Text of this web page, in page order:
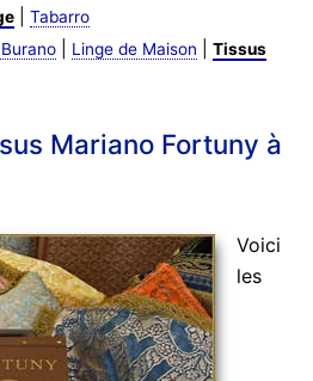
| Tabarro
| Linge de Maison
Tissus
Mariano Fortuny à
Voici
les